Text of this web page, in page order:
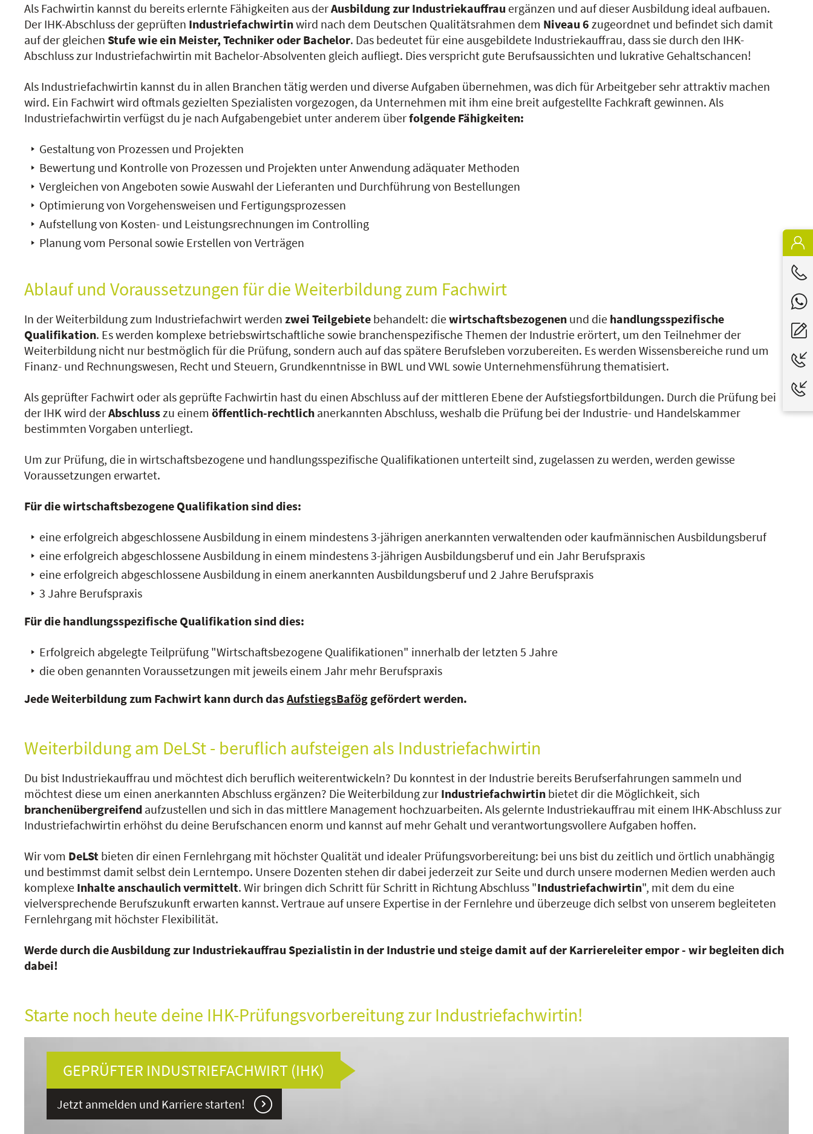
Als Fachwirtin kannst du bereits erlernte Fähigkeiten aus derAusbildung zur Industriekauffrau ergänzen und auf dieser Ausbildung ideal aufbauen.
Der IHK-Abschluss der geprüften Industriefachwirtinwird nach dem Deutschen Qualitätsrahmen dem Niveau 6 zugeordnet und befindet sich damit
auf der gleichen Stufe wie ein Meister, Techniker oder Bachelor. Das bedeutet für eine ausgebildete Industriekauffrau, dass sie durch den IHK-
Abschluss zur Industriefachwirtin mit Bachelor-Absolventen gleich aufliegt. Dies verspricht gute Berufsaussichten und lukrative Gehaltschancen!
Als Industriefachwirtin kannst du in allen Branchen tätig werden und diverse Aufgaben übernehmen, was dich für Arbeitgeber sehr attraktiv machen
wird. Ein Fachwirt wird oftmals gezielten Spezialisten vorgezogen, da Unternehmen mit ihm eine breit aufgestellte Fachkraft gewinnen. Als
Industriefachwirtin verfügst du je nach Aufgabengebiet unter anderem überfolgende Fähigkeiten:
Gestaltung von Prozessen und Projekten
Bewertung und Kontrolle von Prozessen und Projekten unter Anwendung adäquater Methoden
Vergleichen von Angeboten sowie Auswahl der Lieferanten und Durchführung von Bestellungen
Optimierung von Vorgehensweisen und Fertigungsprozessen
Aufstellung von Kosten- und Leistungsrechnungen im Controlling
Planung vom Personal sowie Erstellen von Verträgen
Ablauf und Voraussetzungen für die Weiterbildung zum Fachwirt
In der Weiterbildung zum Industriefachwirt werdenzwei Teilgebiete behandelt: diewirtschaftsbezogenen und die handlungsspezifische
Qualifikation. Es werden komplexe betriebswirtschaftliche sowie branchenspezifische Themen der Industrie erörtert, um den Teilnehmer der
Weiterbildung nicht nur bestmöglich für die Prüfung, sondern auch auf das spätere Berufsleben vorzubereiten. Es werden Wissensbereiche rund um
Finanz- und Rechnungswesen, Recht und Steuern, Grundkenntnisse in BWL und VWL sowie Unternehmensführung thematisiert.
Als geprüfter Fachwirt oder als geprüfte Fachwirtin hast du einen Abschluss auf der mittleren Ebene der Aufstiegsfortbildungen. Durch die Prüfung bei
der IHK wird derAbschlusszu einemöffentlich-rechtlich anerkannten Abschluss, weshalb die Prüfung bei der Industrie- und Handelskammer
bestimmten Vorgaben unterliegt.
Um zur Prüfung, die in wirtschaftsbezogene und handlungsspezifische Qualifikationen unterteilt sind, zugelassen zu werden, werden gewisse
Voraussetzungen erwartet.
Für die wirtschaftsbezogene Qualifikation sind dies:
eine erfolgreich abgeschlossene Ausbildung in einem mindestens 3-jährigen anerkannten verwaltenden oder kaufmännischen Ausbildungsberuf
eine erfolgreich abgeschlossene Ausbildung in einem mindestens 3-jährigen Ausbildungsberuf und ein Jahr Berufspraxis
eine erfolgreich abgeschlossene Ausbildung in einem anerkannten Ausbildungsberuf und 2 Jahre Berufspraxis
3 Jahre Berufspraxis
Für die handlungsspezifische Qualifikation sind dies:
Erfolgreich abgelegte Teilprüfung "Wirtschaftsbezogene Qualifikationen" innerhalb der letzten 5 Jahre
die oben genannten Voraussetzungen mit jeweils einem Jahr mehr Berufspraxis
Jede Weiterbildung zum Fachwirt kann durch dasAufstiegsBafög gefördert werden.
Weiterbildung am DeLSt - beruflich aufsteigen als Industriefachwirtin
Du bist Industriekauffrau und möchtest dich beruflich weiterentwickeln? Du konntest in der Industrie bereits Berufserfahrungen sammeln und
möchtest diese um einen anerkannten Abschluss ergänzen? Die Weiterbildung zur Industriefachwirtin bietet dir die Möglichkeit, sich
branchenübergreifend aufzustellen und sich in das mittlere Management hochzuarbeiten. Als gelernte Industriekauffrau mit einem IHK-Abschluss zur
Industriefachwirtin erhöhst du deine Berufschancen enorm und kannst auf mehr Gehalt und verantwortungsvollere Aufgaben hoffen.
Wir vom DeLSt bieten dir einen Fernlehrgang mit höchster Qualität und idealer Prüfungsvorbereitung: bei uns bist du zeitlich und örtlich unabhängig
und bestimmst damit selbst dein Lerntempo. Unsere Dozenten stehen dir dabei jederzeit zur Seite und durch unsere modernen Medien werden auch
komplexe Inhalte anschaulich vermittelt. Wir bringen dich Schritt für Schritt in Richtung Abschluss "Industriefachwirtin", mit dem du eine
vielversprechende Berufszukunft erwarten kannst. Vertraue auf unsere Expertise in der Fernlehre und überzeuge dich selbst von unserem begleiteten
Fernlehrgang mit höchster Flexibilität.
Werde durch die Ausbildung zur Industriekauffrau Spezialistin in der Industrie und steige damit auf der Karriereleiter empor - wir begleiten dich
dabei!
Starte noch heute deine IHK-Prüfungsvorbereitung zur Industriefachwirtin!
GEPRÜFTER INDUSTRIEFACHWIRT (IHK)
Jetzt anmelden und Karriere starten!